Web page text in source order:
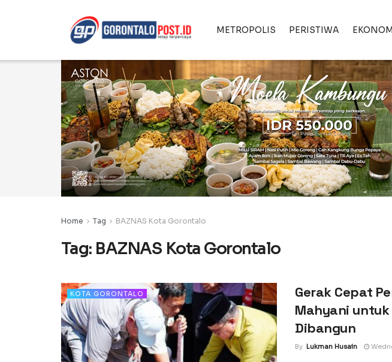
METROPOLIS PERISTIWA
Home Tag BAZNAS Kota Gorontalo
Tag: BAZNAS Kota Gorontalo
KOTA GORONTALO
Gerak Cepat
Mahyani untuk
Dibangun
By Lukman Husain